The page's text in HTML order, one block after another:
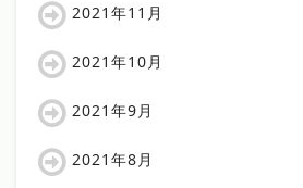
2021年11月
2021年10月
2021年9月
2021年8月